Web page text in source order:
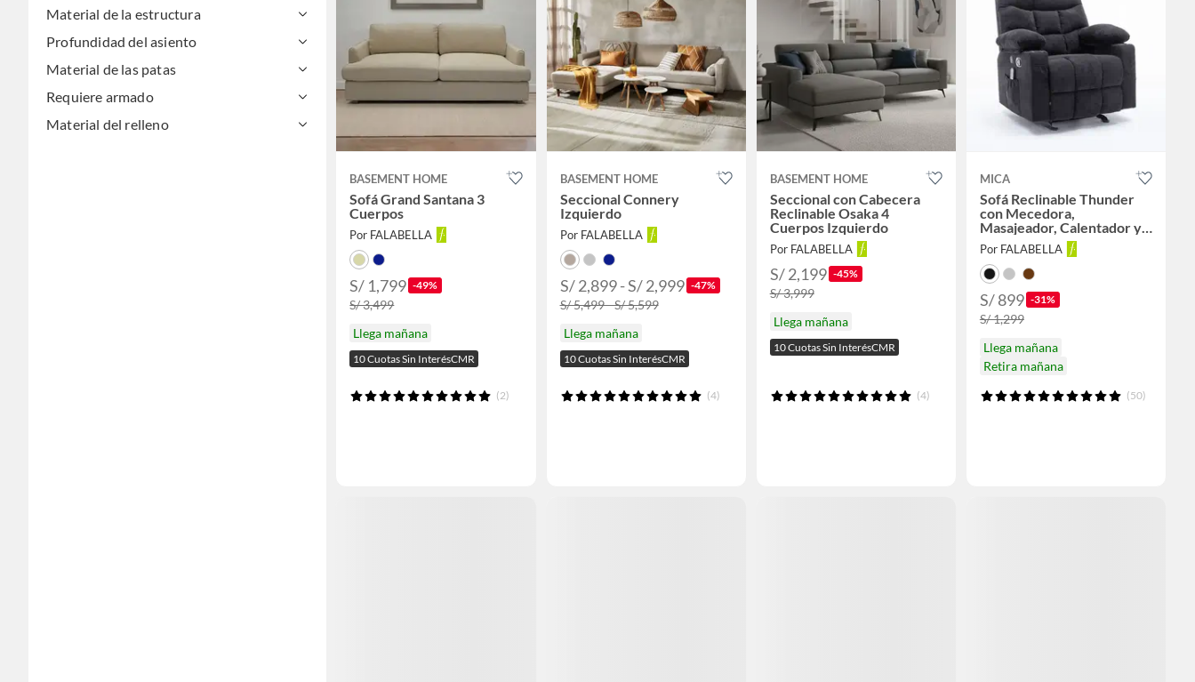
Material de la estructura
Profundidad del asiento
Material de las patas
Requiere armado
Material del relleno
BASEMENT HOME
Sofá Grand Santana 3
Cuerpos
Por FALABELLA
S/ 1,799 -49%
S/ 3,499
Llega mañana
10 Cuotas Sin InterésCMR
(2)
BASEMENT HOME
Seccional Connery
Izquierdo
Por FALABELLA
S/ 2,899 - S/ 2,999 -47%
S/ 5,499 - S/ 5,599
Llega mañana
10 Cuotas Sin InterésCMR
(4)
BASEMENT HOME
Seccional con Cabecera
Reclinable Osaka 4
Cuerpos Izquierdo
Por FALABELLA
S/ 2,199 -45%
S/ 3,999
Llega mañana
10 Cuotas Sin InterésCMR
(4)
MICA
Sofá Reclinable Thunder
con Mecedora,
Masajeador, Calentador y
Puertos USB
Por FALABELLA
S/ 899 -31%
S/ 1,299
Llega mañana
Retira mañana
(50)